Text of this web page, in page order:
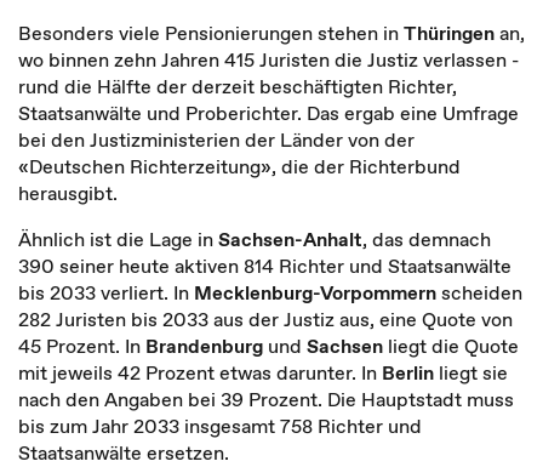
Besonders viele Pensionierungen stehen inThüringenan,
wo binnen zehn Jahren 415 Juristen die Justiz verlassen -
rund die Hälfte der derzeit beschäftigten Richter,
Staatsanwälte und Proberichter. Das ergab eine Umfrage
bei den Justizministerien der Länder von der
«Deutschen Richterzeitung», die der Richterbund
herausgibt.
Ähnlich ist die Lage inSachsen-Anhalt, das demnach
390 seiner heute aktiven 814 Richter und Staatsanwälte
bis 2033 verliert. In Mecklenburg-Vorpommernscheiden
282 Juristen bis 2033 aus der Justiz aus, eine Quote von
45 Prozent. In Brandenburg und Sachsen liegt die Quote
mit jeweils 42 Prozent etwas darunter. In Berlin liegt sie
nach den Angaben bei 39 Prozent. Die Hauptstadt muss
bis zum Jahr 2033 insgesamt 758 Richter und
Staatsanwälte ersetzen.